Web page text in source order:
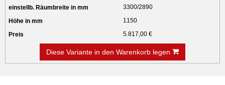
3300/2890
1150
5.817,00 €
Diese Variante in den Warenkorb legen